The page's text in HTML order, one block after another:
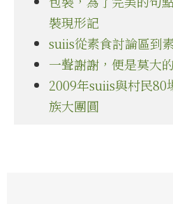
裝現形記
suiis從素食討論區到
一聲謝謝，便是莫大
2009年suiis與村民80
族大團圓